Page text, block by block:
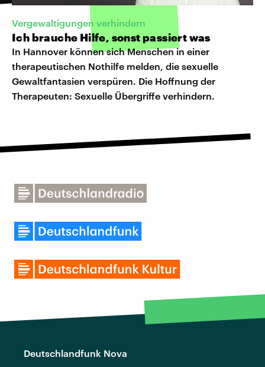
Vergewaltigungen verhindern
Ich brauche Hilfe, sonst passiert was
In Hannover können sich Menschen in einer
therapeutischen Nothilfe melden, die sexuelle
Gewaltfantasien verspüren. Die Hoffnung der
Therapeuten: Sexuelle Übergriffe verhindern.
Deutschlandfunk Nova